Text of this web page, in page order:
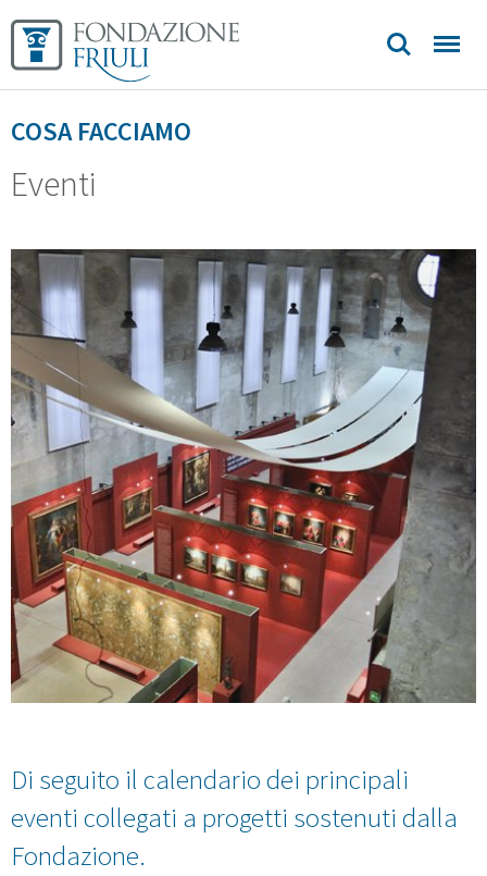
COSA FACCIAMO
Eventi
Di seguito il calendario dei principali
eventi collegati a progetti sostenuti dalla
Fondazione.